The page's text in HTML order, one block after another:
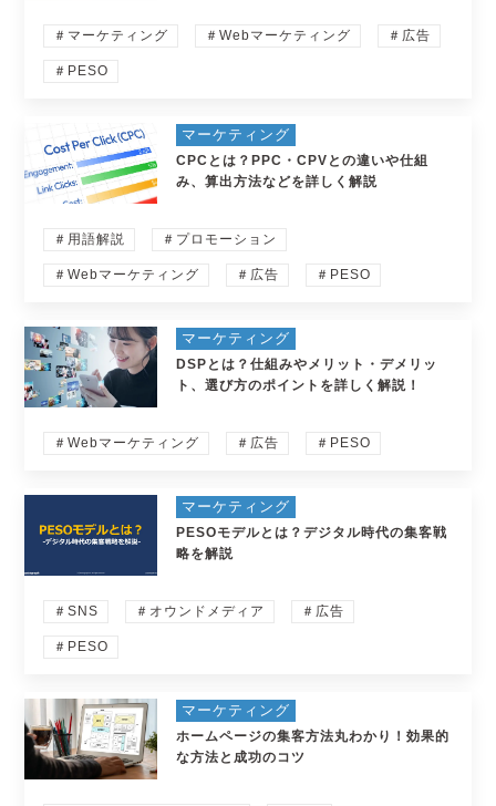
＃マーケティング ＃Webマーケティング ＃広告
＃PESO
マーケティング
CPCとは？PPC・CPVとの違いや仕組
み、算出方法などを詳しく解説
＃用語解説 ＃プロモーション
＃Webマーケティング ＃広告 ＃PESO
マーケティング
DSPとは？仕組みやメリット・デメリッ
ト、選び方のポイントを詳しく解説！
＃Webマーケティング ＃広告 ＃PESO
マーケティング
PESOモデルとは？デジタル時代の集客戦
略を解説
＃SNS ＃オウンドメディア ＃広告
＃PESO
マーケティング
ホームページの集客方法丸わかり！効果的
な方法と成功のコツ